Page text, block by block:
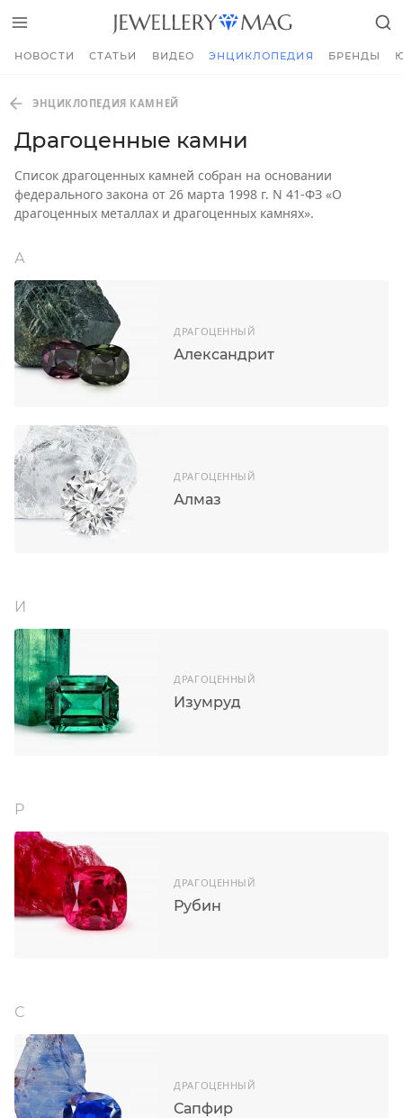
НОВОСТИ СТАТЬИ ВИДЕО ЭНЦИКЛОПЕДИЯ БРЕНДЫ
ЭНЦИКЛОПЕДИЯ КАМНЕЙ
Драгоценные камни
Список драгоценных камней собран на основании
федерального закона от 26 марта 1998 г. N 41-ФЗ «О
драгоценных металлах и драгоценных камнях».
А
ДРАГОЦЕННЫЙ
Александрит
ДРАГОЦЕННЫЙ
Алмаз
И
ДРАГОЦЕННЫЙ
Изумруд
Р
ДРАГОЦЕННЫЙ
Рубин
С
ДРАГОЦЕННЫЙ
Сапфир